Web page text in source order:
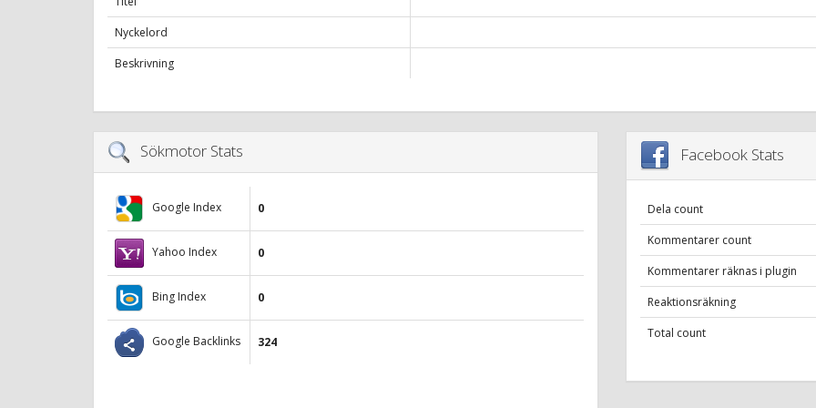
Nyckelord
Beskrivning
Sökmotor Stats
Google Index 0
Yahoo Index 0
Bing Index 0
Google Backlinks 324
Facebook Stats
Dela count
Kommentarer count
Kommentarer räknas i plugin
Reaktionsräkning
Total count